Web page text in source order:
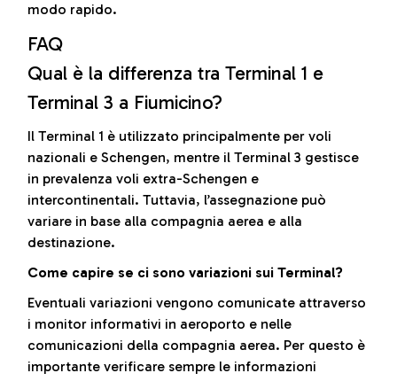
modo rapido.
FAQ
Qual è la differenza tra Terminal 1 e
Terminal 3 a Fiumicino?
Il Terminal 1 è utilizzato principalmente per voli
nazionali e Schengen, mentre il Terminal 3 gestisce
in prevalenza voli extra-Schengen e
intercontinentali. Tuttavia, l’assegnazione può
variare in base alla compagnia aerea e alla
destinazione.
Come capire se ci sono variazioni sui Terminal?
Eventuali variazioni vengono comunicate attraverso
i monitor informativi in aeroporto e nelle
comunicazioni della compagnia aerea. Per questo è
importante verificare sempre le informazioni